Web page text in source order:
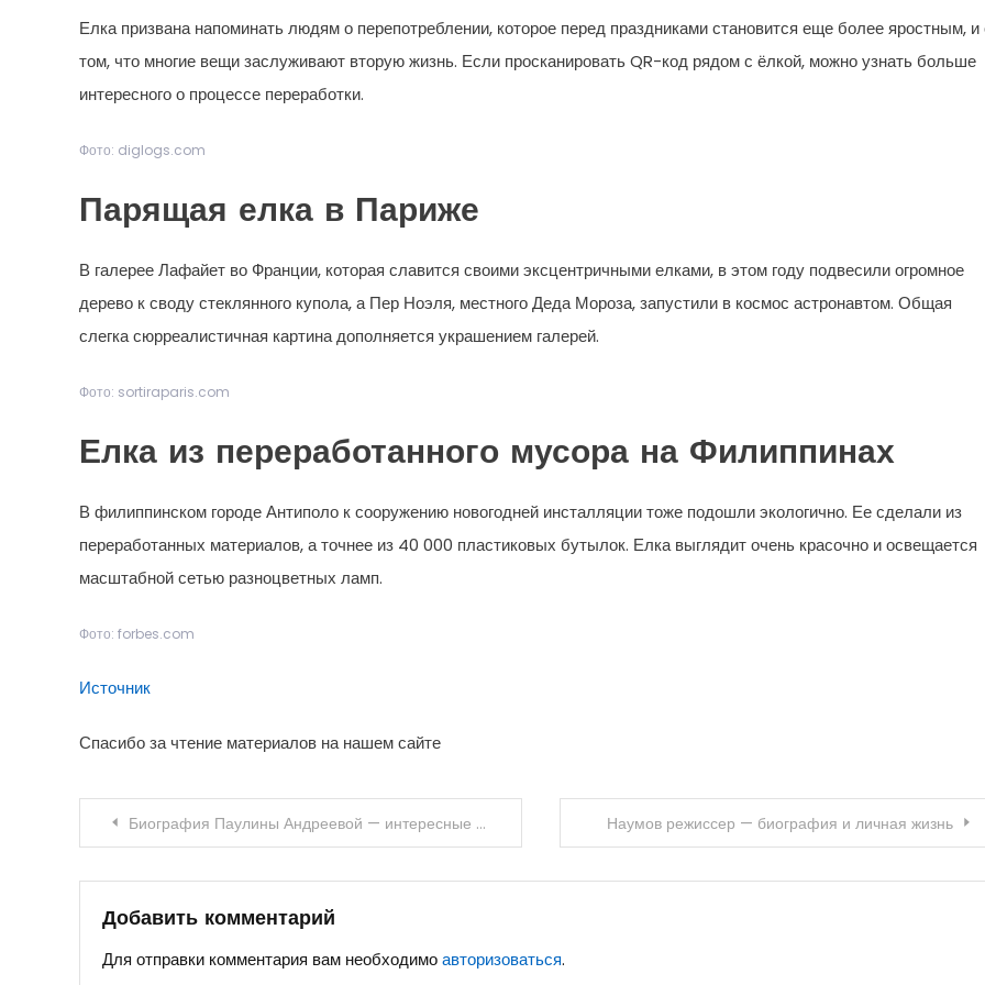
Елка призвана напоминать людям о перепотреблении, которое перед праздниками становится еще более яростным, и
том, что многие вещи заслуживают вторую жизнь. Если просканировать QR-код рядом с ёлкой, можно узнать больше
интересного о процессе переработки.
Фото: diglogs.com
Парящая елка в Париже
В галерее Лафайет во Франции, которая славится своими эксцентричными елками, в этом году подвесили огромное
дерево к своду стеклянного купола, а Пер Ноэля, местного Деда Мороза, запустили в космос астронавтом. Общая
слегка сюрреалистичная картина дополняется украшением галерей.
Фото: sortiraparis.com
Елка из переработанного мусора на Филиппинах
В филиппинском городе Антиполо к сооружению новогодней инсталляции тоже подошли экологично. Ее сделали из
переработанных материалов, а точнее из 40 000 пластиковых бутылок. Елка выглядит очень красочно и освещается
масштабной сетью разноцветных ламп.
Фото: forbes.com
Источник
Спасибо за чтение материалов на нашем сайте
Навигация
по
записям
Биография Паулины Андреевой — интересные факты и события Википедия Наумов режиссер — биография и личная жизнь
Добавить комментарий
Для отправки комментария вам необходимоавторизоваться.